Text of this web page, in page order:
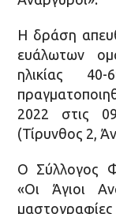
Η δράση
ευάλωτων
ηλικίας
2022 στις
(Τίρυνθος 2,
Ο Σύλλογος
«Οι Άγιοι
μαστογραφίες